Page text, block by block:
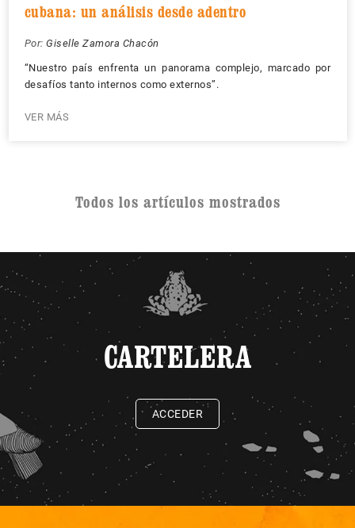
cubana: un análisis desde adentro
Por: Giselle Zamora Chacón
“Nuestro país enfrenta un panorama complejo, marcado por
desafíos tanto internos como externos”.
VER MÁS
Todos los artículos mostrados
CARTELERA
ACCEDER